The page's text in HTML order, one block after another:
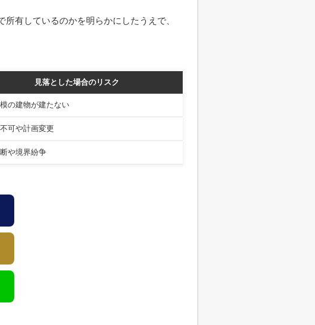
有しているのかを明らかにしたうえで、
見落とした場合のリスク
の建物が建たない
可や計画変更
や境界紛争